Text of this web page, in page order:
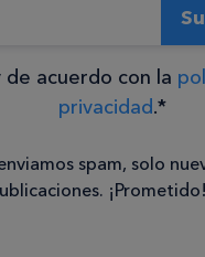
de acuerdo con la
privacidad.*
spam, solo
¡Prometido!